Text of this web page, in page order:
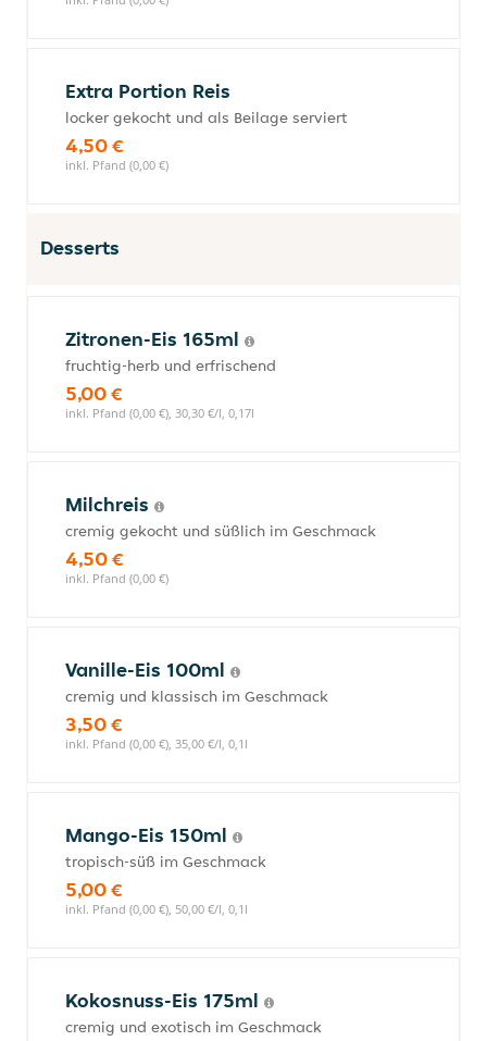
Extra Portion Reis
locker gekocht und als Beilage serviert
4,50 €
inkl. Pfand (0,00 €)
Desserts
Zitronen-Eis 165ml
fruchtig-herb und erfrischend
5,00 €
inkl. Pfand (0,00 €), 30,30 €/l, 0,17l
Milchreis
cremig gekocht und süßlich im Geschmack
4,50 €
inkl. Pfand (0,00 €)
Vanille-Eis 100ml
cremig und klassisch im Geschmack
3,50 €
inkl. Pfand (0,00 €), 35,00 €/l, 0,1l
Mango-Eis 150ml
tropisch-süß im Geschmack
5,00 €
inkl. Pfand (0,00 €), 50,00 €/l, 0,1l
Kokosnuss-Eis 175ml
cremig und exotisch im Geschmack